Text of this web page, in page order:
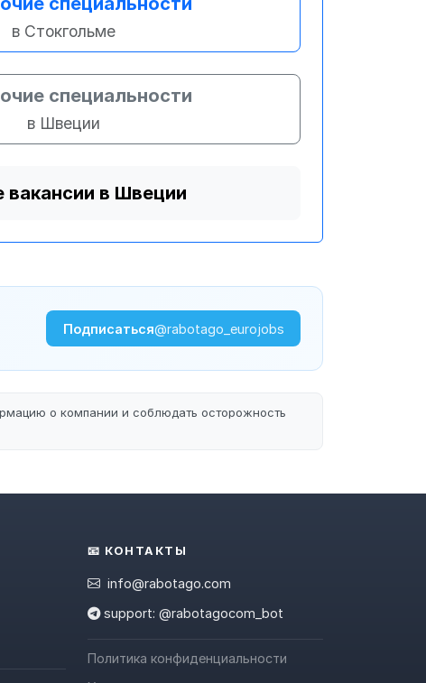
в Стокгольме
специальности
в Швеции
вакансии в Швеции
Подписаться@rabotago_eurojobs
о компании и соблюдать осторожность
📧 КОНТАКТЫ
info@rabotago.com
support: @rabotagocom_bot
Политика конфиденциальности